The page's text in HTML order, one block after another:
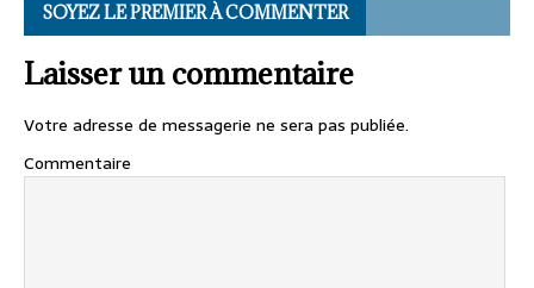
SOYEZ LE PREMIER À COMMENTER
Laisser un commentaire
Votre adresse de messagerie ne sera pas publiée.
Commentaire